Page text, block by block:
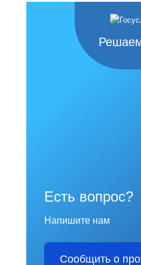
Есть вопрос?
Напишите нам
Сообщить о